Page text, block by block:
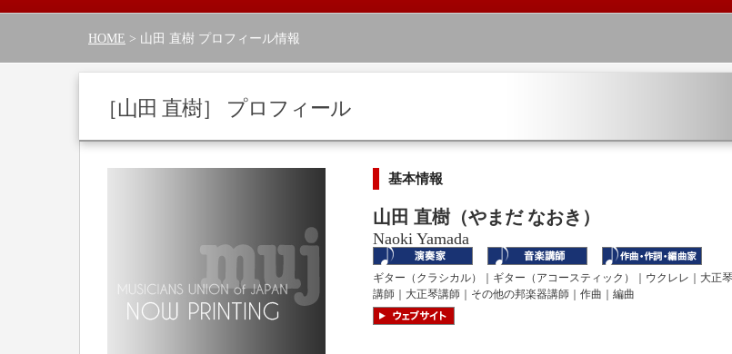
HOME > 山田 直樹 プロフィール情報
［山田 直樹］ プロフィール
基本情報
山田 直樹（やまだ なおき）
Naoki Yamada
ギター（クラシカル）｜ギター（アコースティック）｜ウクレレ｜大
講師｜大正琴講師｜その他の邦楽器講師｜作曲｜編曲